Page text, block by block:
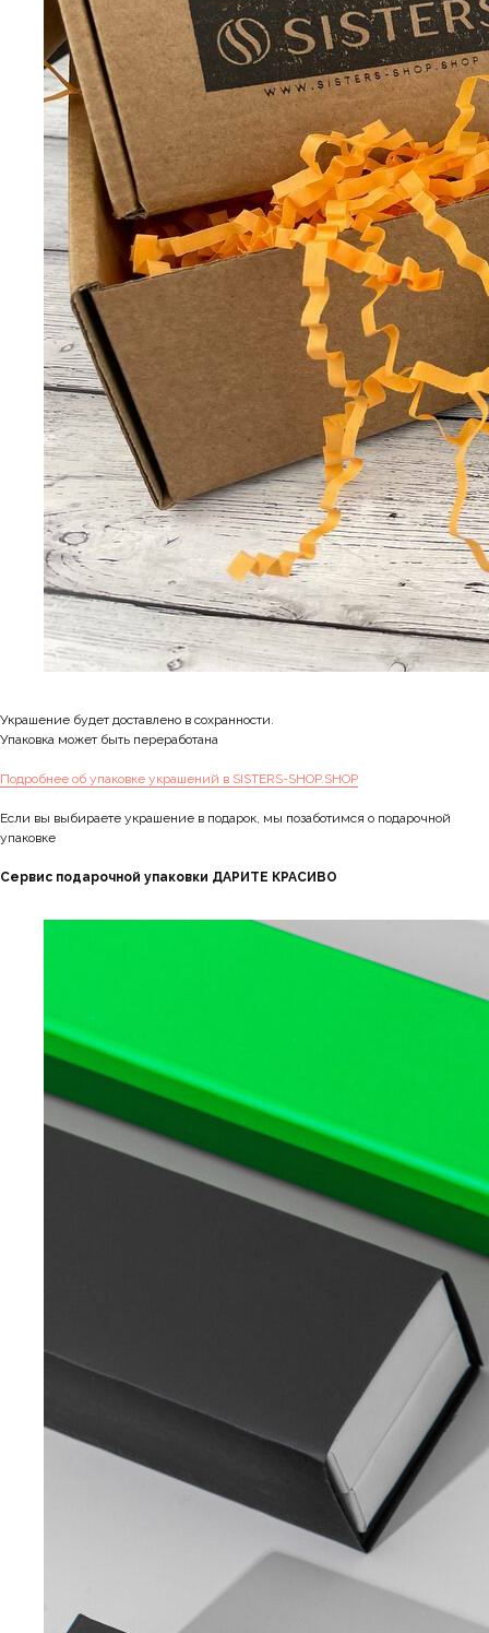
Украшение будет доставлено в сохранности.
Упаковка может быть переработана
Подробнее об упаковке украшений в SISTERS-SHOP.SHOP
Если вы выбираете украшение в подарок, мы позаботимся о подарочной
упаковке
Сервис подарочной упаковки ДАРИТЕ КРАСИВО